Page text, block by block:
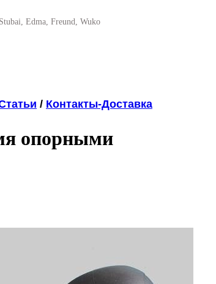
Edma, Freund, Wuko
/ Контакты-Доставка
опорными